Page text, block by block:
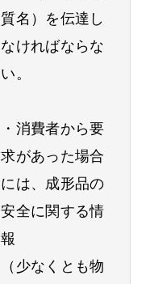
質名）を伝達し
なければならな
い。
・消費者から要
求があった場合
には、成形品の
安全に関する情
報
（少なくとも物